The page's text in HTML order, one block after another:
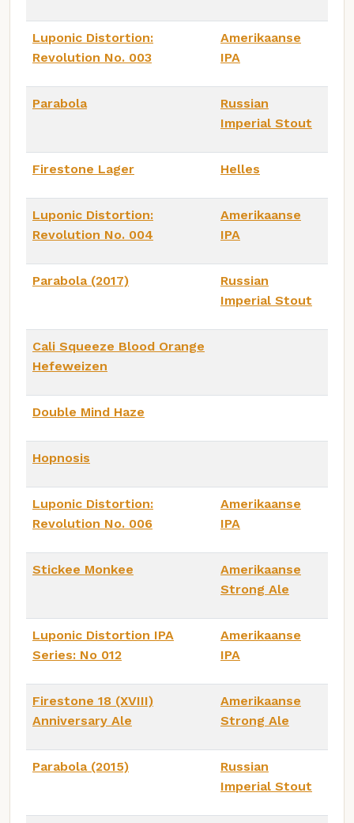
Luponic Distortion:
Revolution No. 003
Amerikaanse
IPA
Parabola
Russian
Imperial Stout
Firestone Lager Helles
Luponic Distortion:
Revolution No. 004
Amerikaanse
IPA
Parabola (2017)
Russian
Imperial Stout
Cali Squeeze Blood Orange
Hefeweizen
Double Mind Haze
Hopnosis
Luponic Distortion:
Revolution No. 006
Amerikaanse
IPA
Stickee Monkee
Amerikaanse
Strong Ale
Luponic Distortion IPA
Series: No 012
Amerikaanse
IPA
Firestone 18 (XVIII)
Anniversary Ale
Amerikaanse
Strong Ale
Parabola (2015)
Russian
Imperial Stout